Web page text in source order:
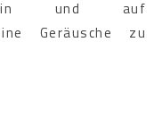
und auf
Geräusche zu